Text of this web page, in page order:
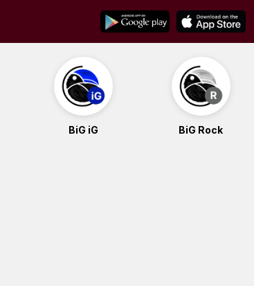
BiG iG BiG Rock